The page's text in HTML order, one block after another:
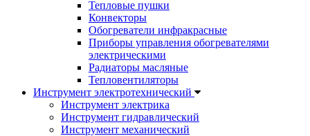
Тепловые пушки
Конвекторы
Обогреватели инфракрасные
Приборы управления обогревателями
электрическими
Радиаторы масляные
Тепловентиляторы
Инструмент электротехнический
Инструмент электрика
Инструмент гидравлический
Инструмент механический